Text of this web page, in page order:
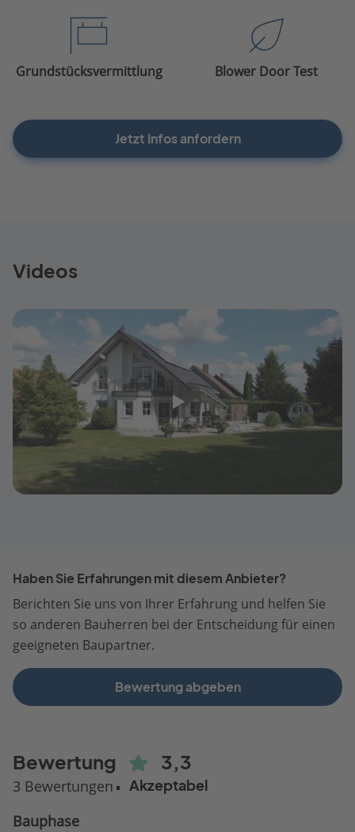
Grundstücksvermittlung Blower Door Test
Jetzt Infos anfordern
Videos
Haben Sie Erfahrungen mit diesem Anbieter?
Berichten Sie uns von Ihrer Erfahrung und helfen Sie
so anderen Bauherren bei der Entscheidung für einen
geeigneten Baupartner.
Bewertung abgeben
Bewertung 3,3
3 Bewertungen Akzeptabel
Bauphase